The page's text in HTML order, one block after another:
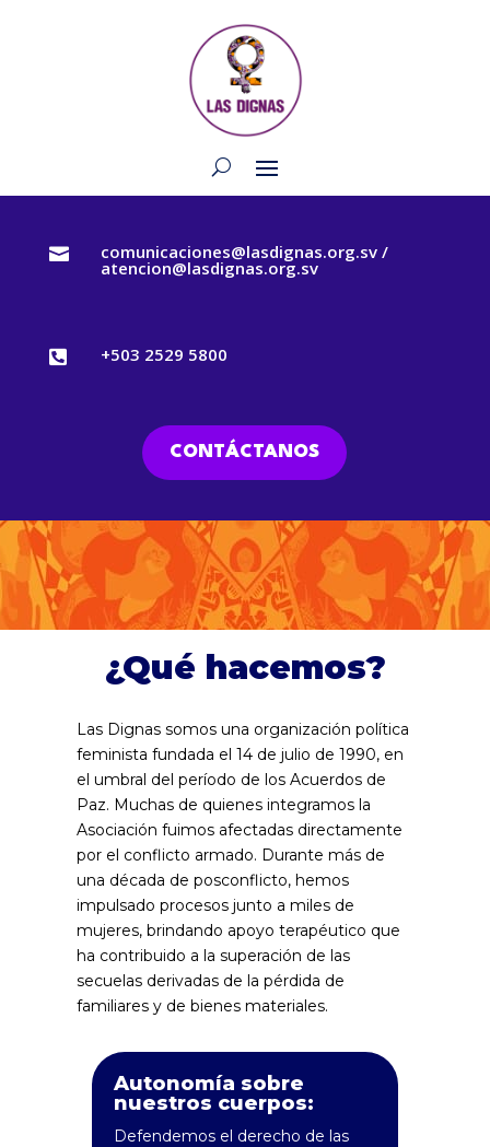
 comunicaciones@lasdignas.org.sv /
atencion@lasdignas.org.sv
 +503 2529 5800
CONTÁCTANOS
¿Qué hacemos?
Las Dignas somos una organización política
feminista fundada el 14 de julio de 1990, en
el umbral del período de los Acuerdos de
Paz. Muchas de quienes integramos la
Asociación fuimos afectadas directamente
por el conflicto armado. Durante más de
una década de posconflicto, hemos
impulsado procesos junto a miles de
mujeres, brindando apoyo terapéutico que
ha contribuido a la superación de las
secuelas derivadas de la pérdida de
familiares y de bienes materiales.
Autonomía sobre
nuestros cuerpos:
Defendemos el derecho de las